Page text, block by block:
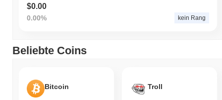
$0.00
0.00% kein Rang
Beliebte Coins
Bitcoin Troll